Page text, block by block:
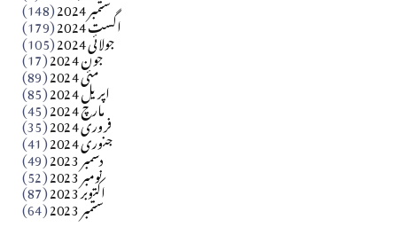
ستمبر 2024 (148) اگست 2024 (179) جولائی 2024 (105) جون 2024 (17) مئی 2024 (89) اپریل 2024 (85) مارچ 2024 (45) فروری 2024 (35) جنوری 2024 (41) دسمبر 2023 (49) نومبر 2023 (52) اکتوبر 2023 (87) ستمبر 2023 (64)